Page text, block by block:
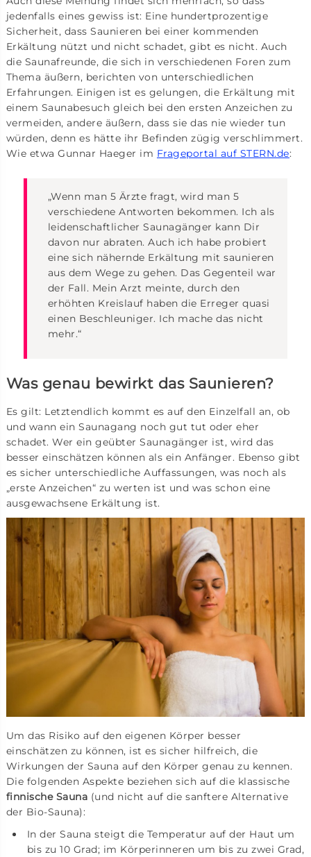
jedenfalls eines gewiss ist: Eine hundertprozentige
Sicherheit, dass Saunieren bei einer kommenden
Erkältung nützt und nicht schadet, gibt es nicht. Auch
die Saunafreunde, die sich in verschiedenen Foren zum
Thema äußern, berichten von unterschiedlichen
Erfahrungen. Einigen ist es gelungen, die Erkältung mit
einem Saunabesuch gleich bei den ersten Anzeichen zu
vermeiden, andere äußern, dass sie das nie wieder tun
würden, denn es hätte ihr Befinden zügig verschlimmert.
Wie etwa Gunnar Haeger im Frageportal auf STERN.de:
„Wenn man 5 Ärzte fragt, wird man 5
verschiedene Antworten bekommen. Ich als
leidenschaftlicher Saunagänger kann Dir
davon nur abraten. Auch ich habe probiert
eine sich nähernde Erkältung mit saunieren
aus dem Wege zu gehen. Das Gegenteil war
der Fall. Mein Arzt meinte, durch den
erhöhten Kreislauf haben die Erreger quasi
einen Beschleuniger. Ich mache das nicht
mehr.“
Was genau bewirkt das Saunieren?
Es gilt: Letztendlich kommt es auf den Einzelfall an, ob
und wann ein Saunagang noch gut tut oder eher
schadet. Wer ein geübter Saunagänger ist, wird das
besser einschätzen können als ein Anfänger. Ebenso gibt
es sicher unterschiedliche Auffassungen, was noch als
„erste Anzeichen“ zu werten ist und was schon eine
ausgewachsene Erkältung ist.
Um das Risiko auf den eigenen Körper besser
einschätzen zu können, ist es sicher hilfreich, die
Wirkungen der Sauna auf den Körper genau zu kennen.
Die folgenden Aspekte beziehen sich auf die klassische
finnische Sauna (und nicht auf die sanftere Alternative
der Bio-Sauna):
In der Sauna steigt die Temperatur auf der Haut um
bis zu 10 Grad; im Körperinneren um bis zu zwei Grad,